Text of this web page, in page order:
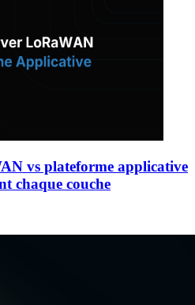
vs plateforme applicative
chaque couche